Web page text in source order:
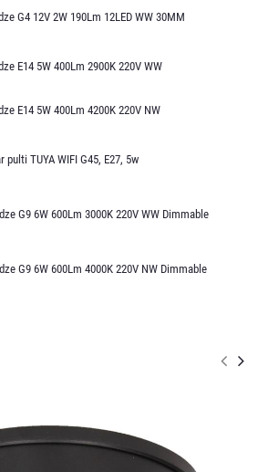
G4 12V 2W 190Lm 12LED WW 30MM
E14 5W 400Lm 2900K 220V WW
E14 5W 400Lm 4200K 220V NW
pulti TUYA WIFI G45, E27, 5w
G9 6W 600Lm 3000K 220V WW Dimmable
G9 6W 600Lm 4000K 220V NW Dimmable